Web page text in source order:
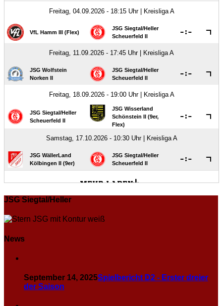
JSG Siegtal/Heller
News
September 14, 2025Spielbericht D2 - Erster dreier
der Saison